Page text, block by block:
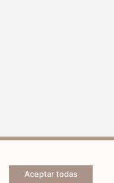
Aceptar todas